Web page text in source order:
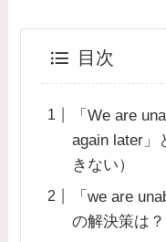
目次
「We are
again later」
きない）
「we are
の解決策は？